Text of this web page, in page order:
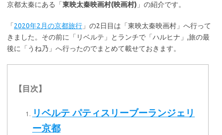
京都太秦にある「東映太秦映画村(映画村) 」の紹介です。
「2020年2月の京都旅行 」の2日目は「東映太秦映画村」へ行って
きました。その前に「リベルテ」とランチで「ハルヒナ」,旅の最
後に「うね乃」へ行ったのでまとめて載せておきます。
【目次】
リベルテ パティスリーブーランジェリ
ー京都